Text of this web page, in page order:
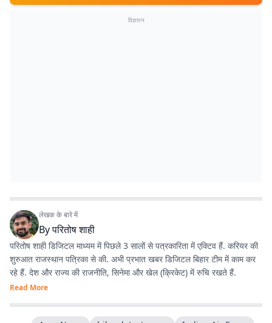
विज्ञापन
लेखक के बारे में
Byपरितोष शाही
परितोष शाही डिजिटल माध्यम में पिछले 3 सालों से पत्रकारिता में एक्टिव हैं. करियर की
शुरुआत राजस्थान पत्रिका से की. अभी प्रभात खबर डिजिटल बिहार टीम में काम कर
रहे हैं. देश और राज्य की राजनीति, सिनेमा और खेल (क्रिकेट) में रुचि रखते हैं.
Read More